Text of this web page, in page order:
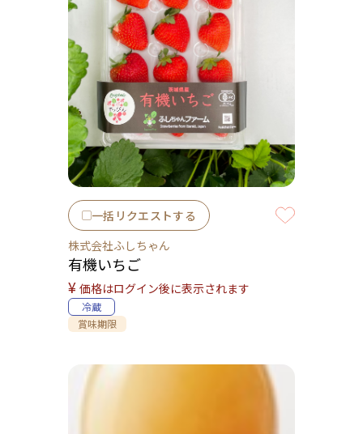
一括リクエストする
株式会社ふしちゃん
有機いちご
¥ 価格はログイン後に表示されます
冷蔵
賞味期限